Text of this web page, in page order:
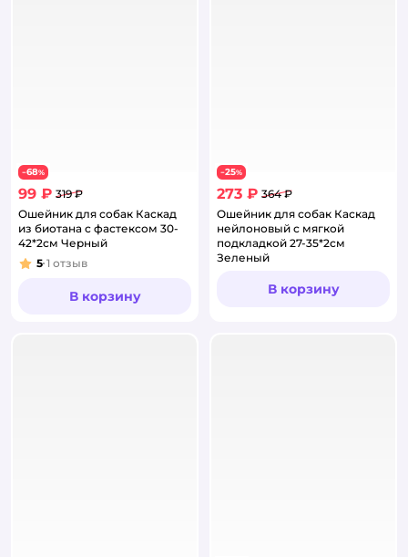
−68%
99 ₽ 319 ₽
Ошейник для собак Каскад
из биотана с фастексом 30-
42*2см Черный
Рейтинг:
5 1 отзыв
В корзину
−25%
273 ₽ 364 ₽
Ошейник для собак Каскад
нейлоновый с мягкой
подкладкой 27-35*2см
Зеленый
В корзину